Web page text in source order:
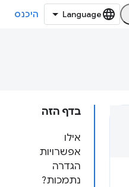
היכנס
בדף הזה
אילו
אפשרויות
הגדרה
נתמכות?